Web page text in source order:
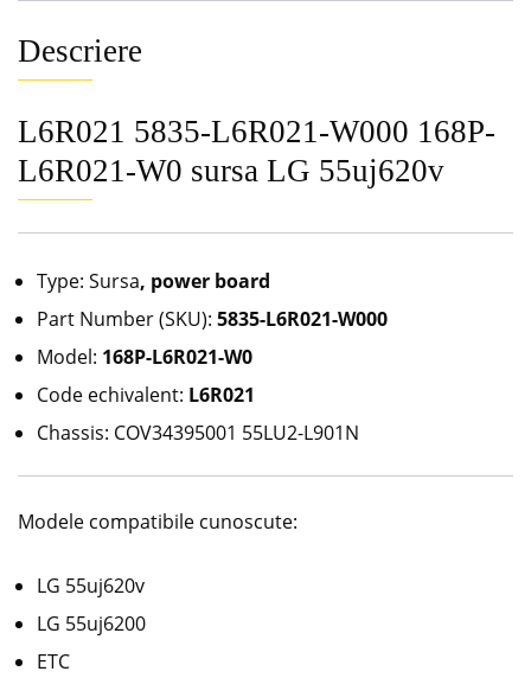
Descriere
L6R021 5835-L6R021-W000 168P-
L6R021-W0 sursa LG 55uj620v
Type: Sursa, power board
Part Number (SKU): 5835-L6R021-W000
Model: 168P-L6R021-W0
Code echivalent: L6R021
Chassis: COV34395001 55LU2-L901N
Modele compatibile cunoscute:
LG 55uj620v
LG 55uj6200
ETC